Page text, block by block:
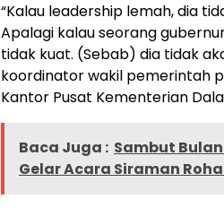
“Kalau leadership lemah, dia
Apalagi kalau seorang
tidak kuat. (Sebab) dia tidak
koordinator wakil pemerintah
Kantor Pusat Kementerian
Baca Juga : Sambut
Gelar Acara Siraman